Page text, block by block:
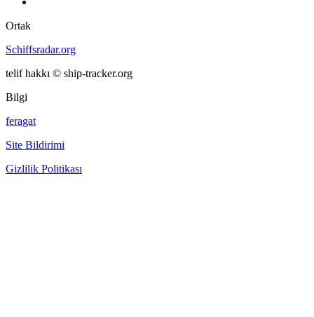
Ortak
Schiffsradar.org
telif hakkı © ship-tracker.org
Bilgi
feragat
Site Bildirimi
Gizlilik Politikası